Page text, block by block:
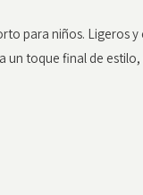
para niños.
un toque final de